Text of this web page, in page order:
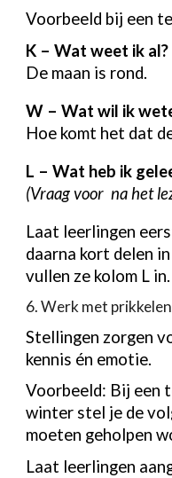
Voorbeeld bij een
K – Wat weet ik al?
De maan is rond.
W – Wat wil ik
Hoe komt het dat
L – Wat heb ik
(Vraag voor na het
Laat leerlingen
daarna kort delen
vullen ze kolom L in.
6. Werk met
Stellingen zorgen
kennis én emotie.
Voorbeeld: Bij een
winter stel je de
moeten geholpen
Laat leerlingen